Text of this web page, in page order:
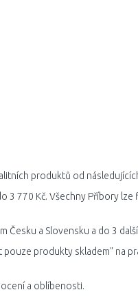
produktů od následujících
3 770 Kč. Všechny Příbory
Česku a Slovensku a do 3
produkty skladem" na
a oblíbenosti.